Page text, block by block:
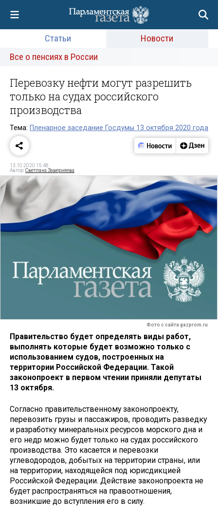
Статьи
Новости
Все о пенсиях в России
Перевозку нефти могут разрешить
только на судах российского
производства
Тема: Пленарное заседание Госдумы 13 октября 2020 года
13.10.2020 15:48
Автор:Светлана Заверняева
Фото с сайта gazprom.ru
Правительство будет определять виды работ,
выполнять которые будет возможно только с
использованием судов, построенных на
территории Российской Федерации. Такой
законопроект в первом чтении приняли депутаты
13 октября.
Согласно правительственному законопроекту,
перевозить грузы и пассажиров, проводить разведку
и разработку минеральных ресурсов морского дна и
его недр можно будет только на судах российского
производства. Это касается и перевозки
углеводородов, добытых на территории страны, или
на территории, находящейся под юрисдикцией
Российской Федерации. Действие законопроекта не
будет распространяться на правоотношения,
возникшие до вступления его в силу.